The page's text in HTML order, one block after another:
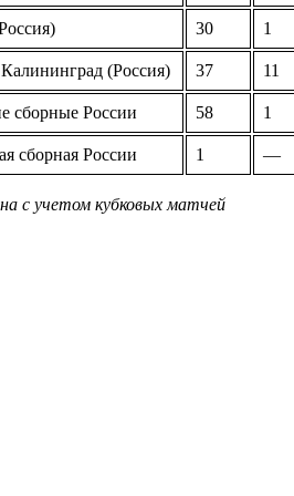
30 1
(Россия) 37 11
сборные России 58 1
сборная России 1 —
с учетом кубковых матчей